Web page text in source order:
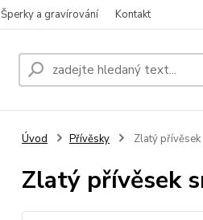
Šperky a gravírování Kontakt
Úvod Přívěsky Zlatý
Zlatý přívěsek